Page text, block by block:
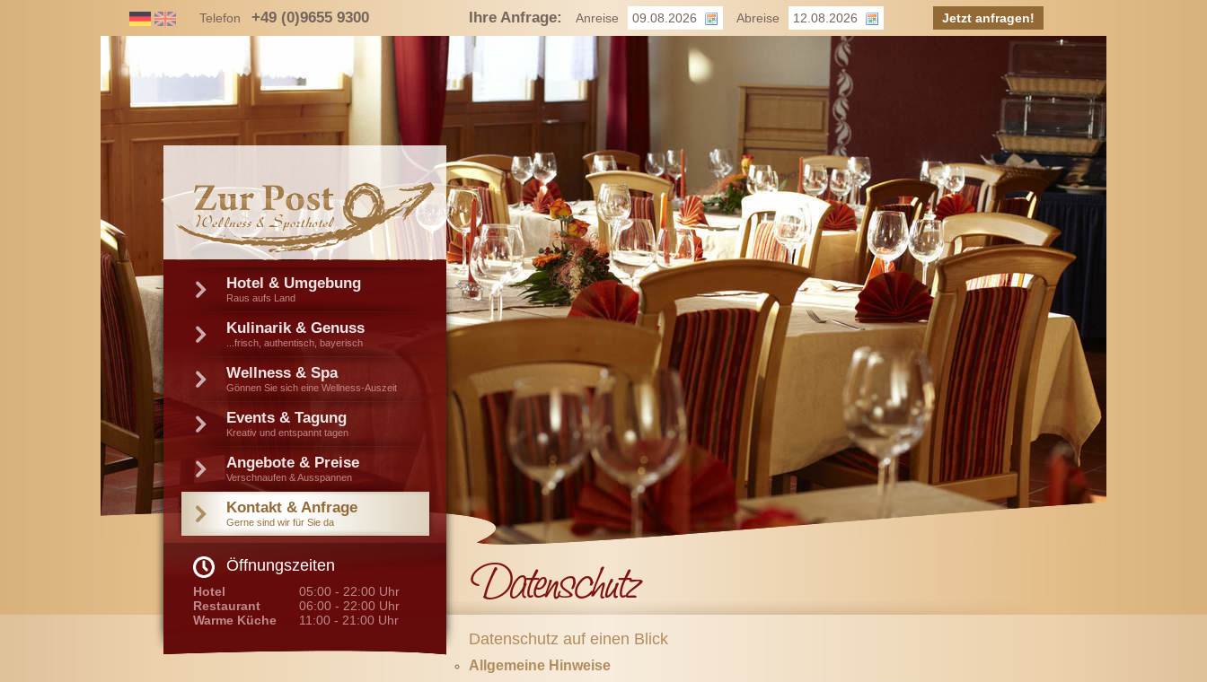
Datenschutz auf einen Blick
Allgemeine Hinweise
Hotel & Umgebung
Raus aufs Land
Kulinarik & Genuss
...frisch, authentisch, bayerisch
Wellness & Spa
Gönnen Sie sich eine Wellness-Auszeit
Events & Tagung
Kreativ und entspannt tagen
Angebote & Preise
Verschnaufen & Ausspannen
Kontakt & Anfrage
Gerne sind wir für Sie da
Öffnungszeiten
Hotel
05:00 - 22:00 Uhr
Restaurant
06:00 - 22:00 Uhr
Warme Küche
11:00 - 21:00 Uhr
Ihre Anfrage: Anreise Abreise Jetzt anfragen!
Telefon +49 (0)9655 9300